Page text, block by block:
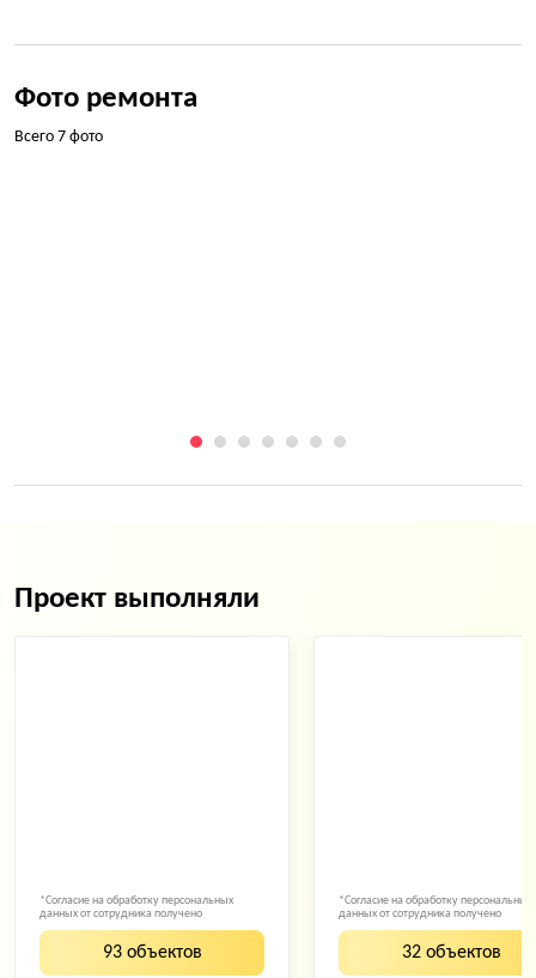
Фото ремонта
Всего 7 фото
Проект выполняли
*Согласие на обработку персональных
данных от сотрудника получено
93 объектов
*Согласие на обработку персональных
данных от сотрудника получено
32 объектов